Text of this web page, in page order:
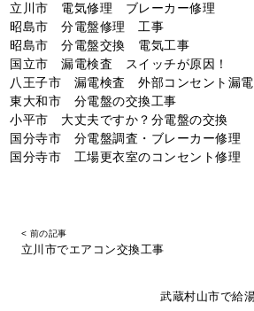
立川市 電気修理 ブレーカー修理
昭島市 分電盤修理 工事
昭島市 分電盤交換 電気工事
国立市 漏電検査 スイッチが原因！
八王子市 漏電検査 外部コンセント漏
東大和市 分電盤の交換工事
小平市 大丈夫ですか？分電盤の交換
国分寺市 分電盤調査・ブレーカー修理
国分寺市 工場更衣室のコンセント修理
< 前の記事
立川市でエアコン交換工事
武蔵村山市で給